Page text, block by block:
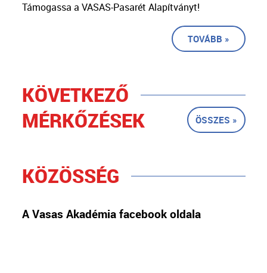
Támogassa a VASAS-Pasarét Alapítványt!
TOVÁBB »
KÖVETKEZŐ
MÉRKŐZÉSEK
ÖSSZES »
KÖZÖSSÉG
A Vasas Akadémia facebook oldala